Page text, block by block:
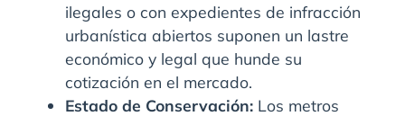
ilegales o con expedientes de infracción
urbanística abiertos suponen un lastre
económico y legal que hunde su
cotización en el mercado.
Estado de Conservación: Los metros